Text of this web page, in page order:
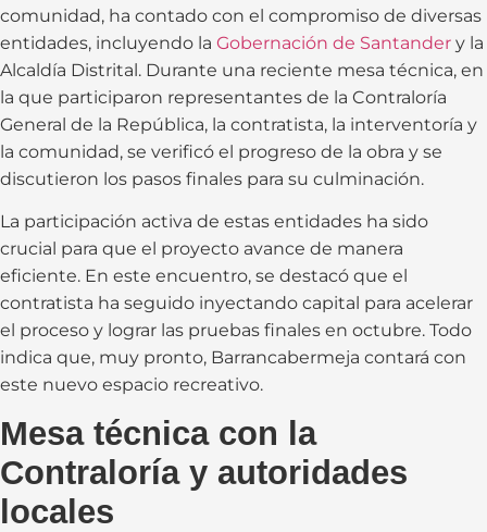
comunidad, ha contado con el compromiso de diversas
entidades, incluyendo la Gobernación de Santander y la
Alcaldía Distrital. Durante una reciente mesa técnica, en
la que participaron representantes de la Contraloría
General de la República, la contratista, la interventoría y
la comunidad, se verificó el progreso de la obra y se
discutieron los pasos finales para su culminación.
La participación activa de estas entidades ha sido
crucial para que el proyecto avance de manera
eficiente. En este encuentro, se destacó que el
contratista ha seguido inyectando capital para acelerar
el proceso y lograr las pruebas finales en octubre. Todo
indica que, muy pronto, Barrancabermeja contará con
este nuevo espacio recreativo.
Mesa técnica con la
Contraloría y autoridades
locales